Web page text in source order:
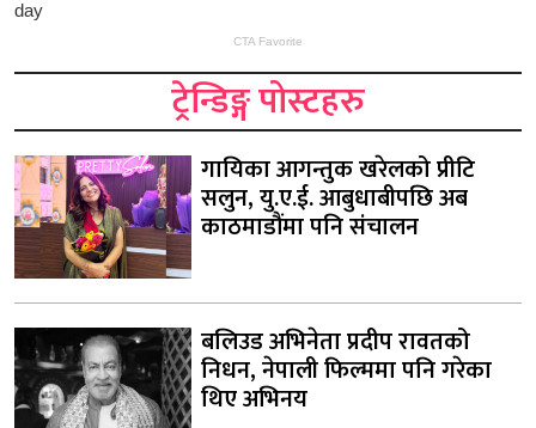
ट्रेन्डिङ्ग पोस्टहरु
गायिका आगन्तुक खरेलको प्रीटि
सलुन, यु.ए.ई. आबुधाबीपछि अब
काठमाडौंमा पनि संचालन
बलिउड अभिनेता प्रदीप रावतको
निधन, नेपाली फिल्ममा पनि गरेका
थिए अभिनय